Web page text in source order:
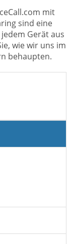
mit
sind eine
Gerät aus
wie wir uns im
behaupten.